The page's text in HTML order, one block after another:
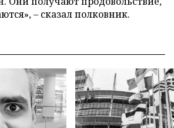
– сказал полковник.